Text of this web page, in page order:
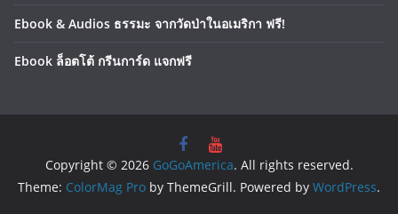
Ebook & Audios ธรรมะ จากวัดป่าในอเมริกา ฟรี!
Ebook ล็อตโต้ กรีนการ์ด แจกฟรี
Copyright © 2026 GoGoAmerica. All rights reserved.
Theme: ColorMag Pro by ThemeGrill. Powered by WordPress.